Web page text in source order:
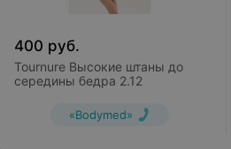
400 руб.
Tournure Высокие штаны до
середины бедра 2.12
«Bodymed»